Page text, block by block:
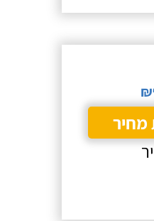
₪
מחיר